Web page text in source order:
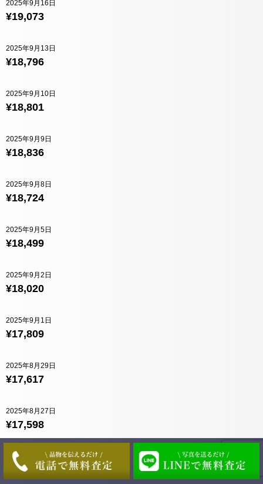
¥19,073
2025年9月16日
¥18,796
2025年9月13日
¥18,801
2025年9月10日
¥18,836
2025年9月9日
¥18,724
2025年9月8日
¥18,499
2025年9月5日
¥18,020
2025年9月2日
¥17,809
2025年9月1日
¥17,617
2025年8月29日
¥17,598
2025年8月27日
¥17,493
2025年8月26日